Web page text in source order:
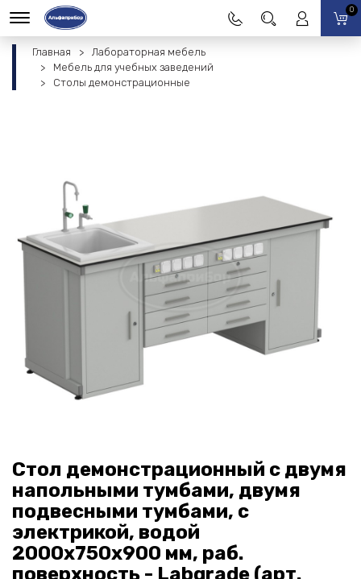
0
Главная
Лабораторная мебель
Мебель для учебных заведений
Столы демонстрационные
Стол демонстрационный с двумя
напольными тумбами, двумя
подвесными тумбами, с
электрикой, водой
2000х750х900 мм, раб.
поверхность - Labgrade (арт.